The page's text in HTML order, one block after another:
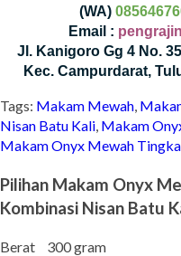
(WA)
Email :
Jl. Kanigoro Gg 4 No.
Kec. Campurdarat,
Tags: Makam Mewah,
Nisan Batu Kali, Makam
Makam Onyx Mewah
Pilihan Makam Onyx
Kombinasi Nisan Batu
Berat
300 gram